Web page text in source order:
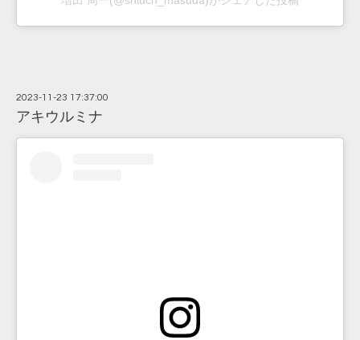
2023-11-23 17:37:00
アキウルミナ